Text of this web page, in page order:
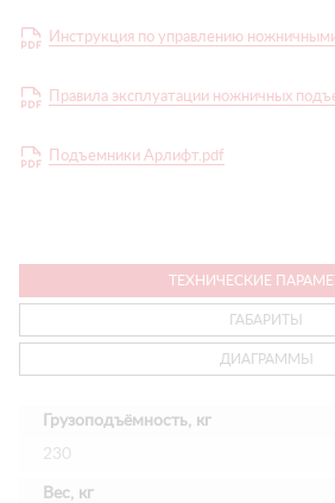
Инструкция по управлению
Правила эксплуатации ножничных
Подъемники Арлифт.pdf
ТЕХНИЧЕСКИЕ
ГАБАРИТЫ
ДИАГРАММЫ
Грузоподъёмность, кг
230
Вес, кг